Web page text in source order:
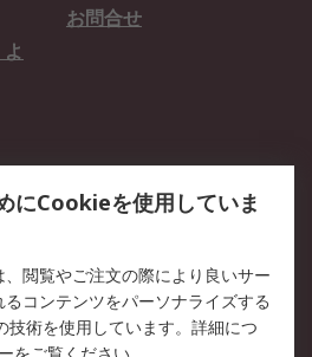
お問合せ
採用情報
にCookieを使用していま
閲覧やご注文の際により良いサー
コンテンツをパーソナライズする
技術を使用しています。詳細につ